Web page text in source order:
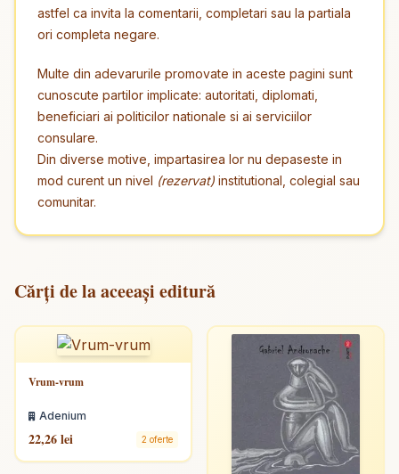
astfel ca invita la comentarii, completari sau la partiala
ori completa negare.
Multe din adevarurile promovate in aceste pagini sunt
cunoscute partilor implicate: autoritati, diplomati,
beneficiari ai politicilor nationale si ai serviciilor
consulare.
Din diverse motive, impartasirea lor nu depaseste in
mod curent un nivel (rezervat) institutional, colegial sau
comunitar.
Cărți de la aceeași editură
Vrum-vrum
Adenium
22,26 lei 2 oferte